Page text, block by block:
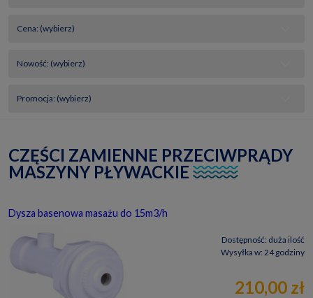
Cena: (wybierz)
Nowość: (wybierz)
Promocja: (wybierz)
CZĘŚCI ZAMIENNE PRZECIWPRĄDY
MASZYNY PŁYWACKIE
Dysza basenowa masażu do 15m3/h
Dostępność: duża ilość
Wysyłka w: 24 godziny
210,00 zł